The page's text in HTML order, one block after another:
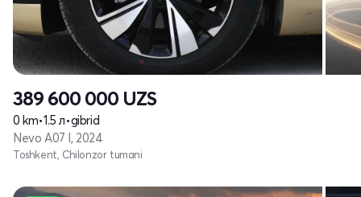
389 600 000 UZS
0 km•1.5 л•gibrid
Nevo A07 I, 2024
Toshkent, Chilonzor tumani